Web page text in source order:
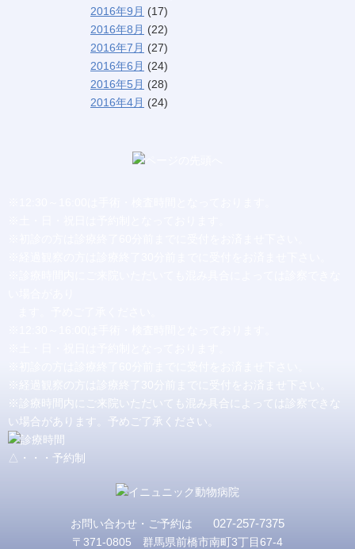
2016年9月 (17)
2016年8月 (22)
2016年7月 (27)
2016年6月 (24)
2016年5月 (28)
2016年4月 (24)
※診療時間内にご来院いただいても混み具合によっては診察できな
い場合があります。予めご了承ください。
△・・・予約制
お問い合わせ・ご予約は 027-257-7375
〒371-0805 群馬県前橋市南町3丁目67-4